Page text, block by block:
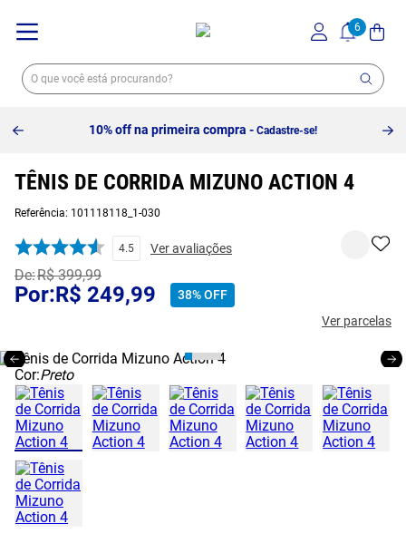
10% off na primeira compra - Cadastre-se!
TÊNIS DE CORRIDA MIZUNO ACTION 4
Referência: 101118118_1-030
4.5 Ver avaliações
R$ 399,99
R$ 249,99 38%OFF
Ver parcelas
Cor:Preto